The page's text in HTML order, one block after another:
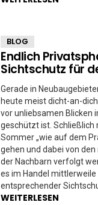
BLOG
Endlich
Sichtschutz für
Gerade in
heute meist dicht-an-
vor unliebsamen Blicken
geschützt ist. Schließlich
Sommer „wie auf dem
gehen und dabei von
der Nachbarn verfolgt
es im Handel mittlerweile
entsprechender
WEITERLESEN